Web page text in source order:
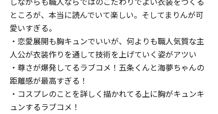
ところが、本当に読んでいて楽しい。そしてまりんが可
愛いすぎる。
・恋愛展開も胸キュンでいいが、何よりも職人気質な主
人公が衣装作りを通して技術を上げていく姿がアツい
・尊さが爆発してるラブコメ！五条くんと海夢ちゃんの
距離感が最高すぎる！
・コスプレのことを詳しく描かれてる上に胸がキュンキ
ュンするラブコメ！